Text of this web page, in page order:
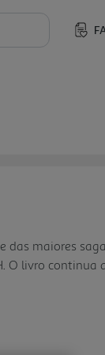
das maiores
O livro continua